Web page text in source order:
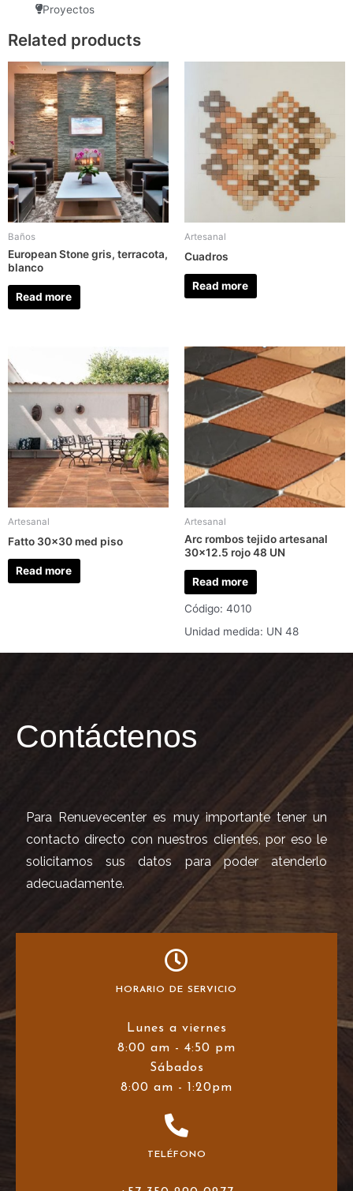
Proyectos
Related products
Baños
European Stone gris, terracota,
blanco
Read more
Artesanal
Cuadros
Read more
Artesanal
Fatto 30×30 med piso
Read more
Artesanal
Arc rombos tejido artesanal
30×12.5 rojo 48 UN
Read more
Código: 4010
Unidad medida: UN 48
Contáctenos
Para Renuevecenter es muy importante tener un
contacto directo con nuestros clientes, por eso le
solicitamos sus datos para poder atenderlo
adecuadamente.
HORARIO DE SERVICIO
Lunes a viernes
8:00 am - 4:50 pm
Sábados
8:00 am - 1:20pm
TELÉFONO